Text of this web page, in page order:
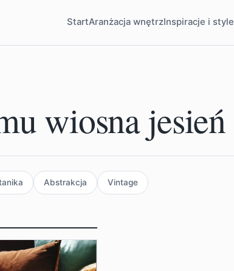
StartAranżacja wnętrz Inspiracje i style
wiosna jesień
Abstrakcja Vintage